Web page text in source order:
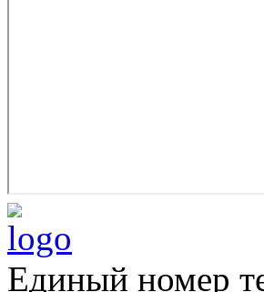
Единый номер